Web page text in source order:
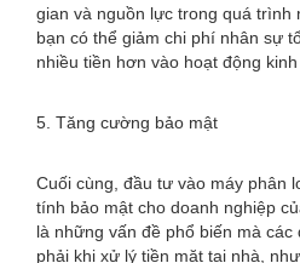
gian và nguồn lực trong quá trình
bạn có thể giảm chi phí nhân sự
nhiều tiền hơn vào hoạt động kinh
5. Tăng cường bảo mật
Cuối cùng, đầu tư vào máy phân
tính bảo mật cho doanh nghiệp
là những vấn đề phổ biến mà
phải khi xử lý tiền mặt tại nhà,